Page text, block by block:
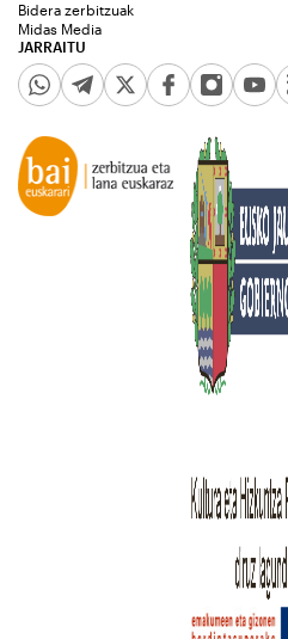
JARRAITU
Bidera zerbitzuak
Midas Media